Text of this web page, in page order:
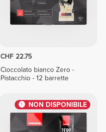
CHF 22.75
Cioccolato bianco Zero -
Pistacchio - 12 barrette
NON DISPONIBILE